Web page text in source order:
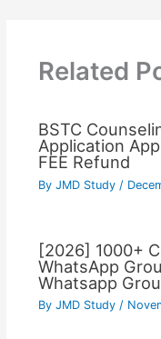
Related
BSTC
Application
FEE Refund
By JMD Study /
[2026] 1000+
WhatsApp
Whatsapp
By JMD Study /